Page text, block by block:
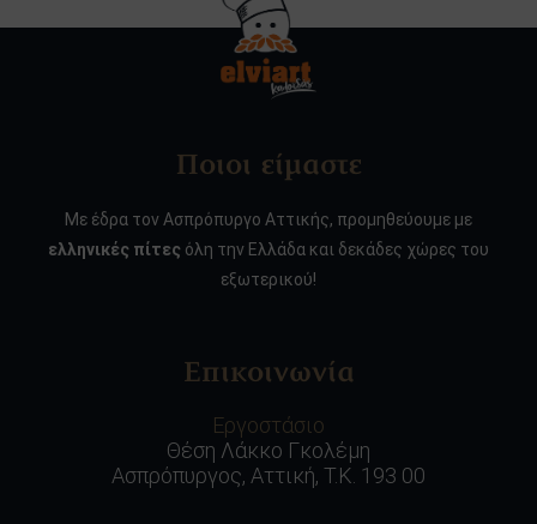
Ποιοι είμαστε
Με έδρα τον Ασπρόπυργο Αττικής, προμηθεύουμε με
ελληνικές πίτες όλη την Ελλάδα και δεκάδες χώρες του
εξωτερικού!
Επικοινωνία
Εργοστάσιο
Θέση Λάκκο Γκολέμη
Ασπρόπυργος, Αττική, Τ.Κ. 193 00